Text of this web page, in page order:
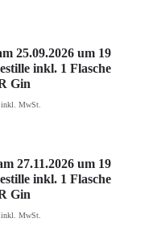
25.09.2026 um 19
inkl. 1 Flasche
Gin
inkl. MwSt.
27.11.2026 um 19
inkl. 1 Flasche
Gin
inkl. MwSt.